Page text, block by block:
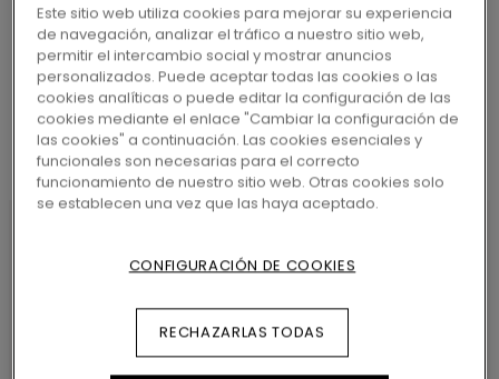
CARACTERÍSTICAS DEL
PRODUCTO
Pergo 5 en 1 ofrece varias soluciones de perfiles
Este sitio web utiliza cookies para mejorar su experiencia
de navegación, analizar el tráfico a nuestro sitio web,
permitir el intercambio social y mostrar anuncios
personalizados. Puede aceptar todas las cookies o las
cookies analíticas o puede editar la configuración de las
cookies mediante el enlace "Cambiar la configuración de
las cookies" a continuación. Las cookies esenciales y
funcionales son necesarias para el correcto
funcionamiento de nuestro sitio web. Otras cookies solo
se establecen una vez que las haya aceptado.
CONFIGURACIÓN DE COOKIES
RECHAZARLAS TODAS